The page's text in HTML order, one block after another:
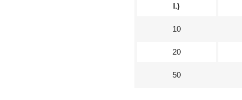
l.)
10
20
50